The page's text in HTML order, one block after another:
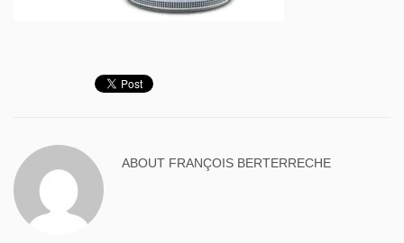
ABOUT FRANÇOIS BERTERRECHE